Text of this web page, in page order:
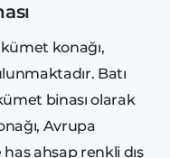
konağı,
Batı
binası olarak
Avrupa
has ahşap renkli dış